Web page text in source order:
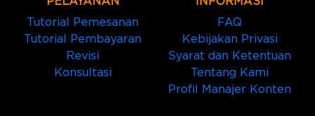
Tutorial Pemesanan
Tutorial Pembayaran
Revisi
Konsultasi
FAQ
Kebijakan Privasi
Syarat dan Ketentuan
Tentang Kami
Profil Manajer Konten